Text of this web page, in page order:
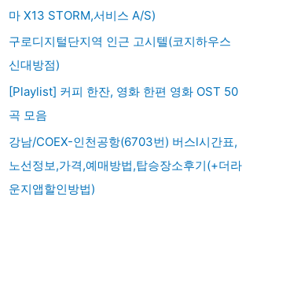
마 X13 STORM,서비스 A/S)
구로디지털단지역 인근 고시텔(코지하우스
신대방점)
[Playlist] 커피 한잔, 영화 한편 영화 OST 50
곡 모음
강남/COEX-인천공항(6703번) 버스l시간표,
노선정보,가격,예매방법,탑승장소후기(+더라
운지앱할인방법)